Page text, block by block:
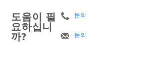
도움이 필
요하십니
까?
문의
문의